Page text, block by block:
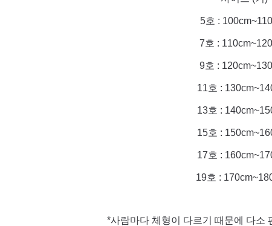
5호 :
7호 :
9호 :
11호 :
13호 :
15호 :
17호 :
19호 :
*사람마다 체형이 다르기 때문에 다소